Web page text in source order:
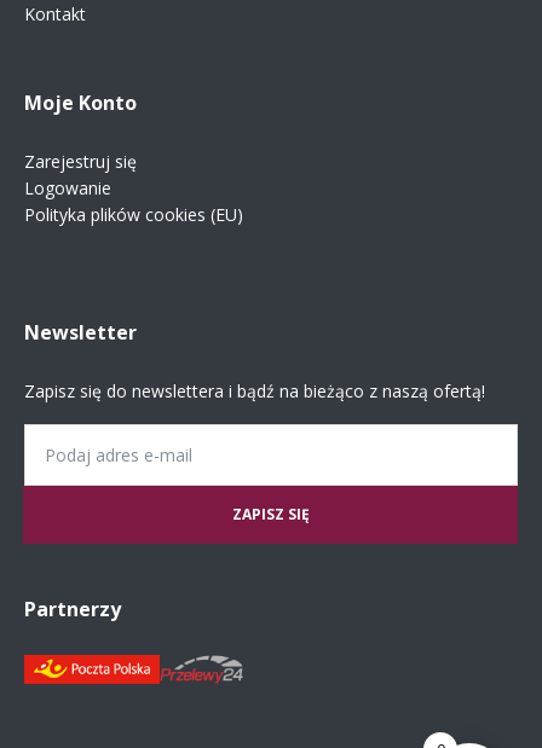
Kontakt
Moje Konto
Zarejestruj się
Logowanie
Polityka plików cookies (EU)
Newsletter
Zapisz się do newslettera i bądź na bieżąco z naszą ofertą!
Partnerzy